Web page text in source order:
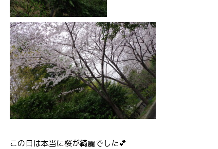
この日は本当に桜が綺麗でした💕